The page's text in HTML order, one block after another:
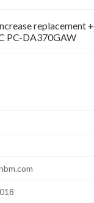
replacement +
PC-DA370GAW